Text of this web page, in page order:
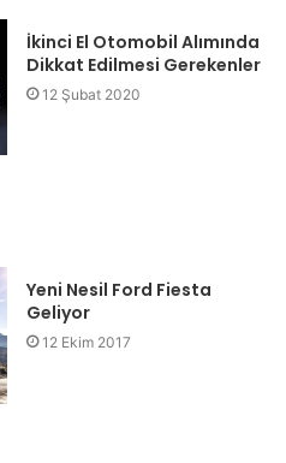
İkinci El Otomobil Alımında
Dikkat Edilmesi Gerekenler
12 Şubat 2020
Yeni Nesil Ford Fiesta
Geliyor
12 Ekim 2017